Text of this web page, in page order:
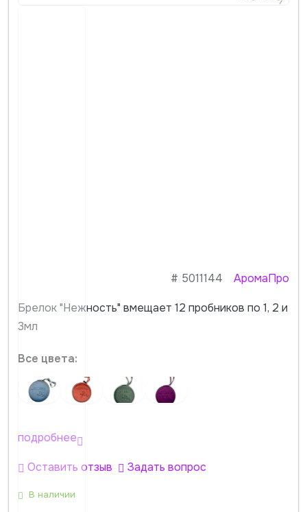
# 5011144 АромаПро
Брелок "Нежность" вмещает 12 пробников по 1, 2 и
3мл
Все цвета:
подробнее
Оставить отзыв Задать вопрос
В наличии